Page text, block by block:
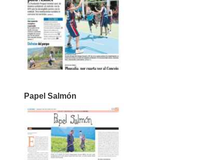
Papel Salmón